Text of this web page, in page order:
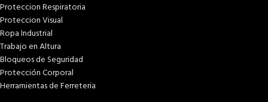
Proteccion Respiratoria
Proteccion Visual
Ropa Industrial
Trabajo en Altura
Bloqueos de Seguridad
Protección Corporal
Herramientas de Ferreteria